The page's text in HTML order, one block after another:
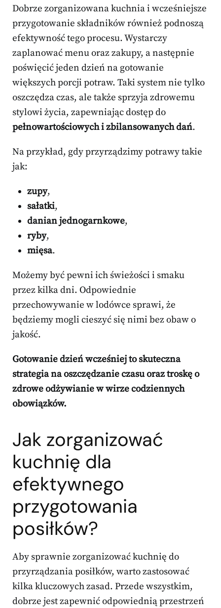
Dobrze zorganizowana kuchnia i wcześniejsze
przygotowanie składników również podnoszą
efektywność tego procesu. Wystarczy
zaplanować menu oraz zakupy, a następnie
poświęcić jeden dzień na gotowanie
większych porcji potraw. Taki system nie tylko
oszczędza czas, ale także sprzyja zdrowemu
stylowi życia, zapewniając dostęp do
pełnowartościowych i zbilansowanych dań.
Na przykład, gdy przyrządzimy potrawy takie
jak:
zupy,
sałatki,
danian jednogarnkowe,
ryby,
mięsa.
Możemy być pewni ich świeżości i smaku
przez kilka dni. Odpowiednie
przechowywanie w lodówce sprawi, że
będziemy mogli cieszyć się nimi bez obaw o
jakość.
Gotowanie dzień wcześniej to skuteczna
strategia na oszczędzanie czasu oraz troskę o
zdrowe odżywianie w wirze codziennych
obowiązków.
Jak zorganizować
kuchnię dla
efektywnego
przygotowania
posiłków?
Aby sprawnie zorganizować kuchnię do
przyrządzania posiłków, warto zastosować
kilka kluczowych zasad. Przede wszystkim,
dobrze jest zapewnić odpowiednią przestrzeń